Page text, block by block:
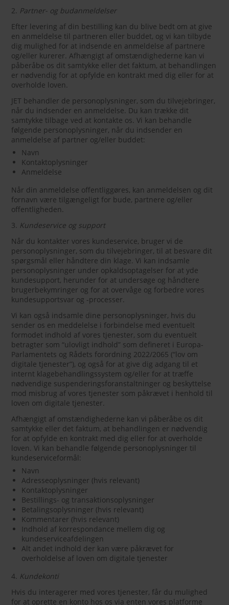
2. Partner- og budanmeldelser
Efter levering af din bestilling kan du blive bedt om at give
en anmeldelse til partneren eller buddet, og vi kan tilbyde
dig mulighed for at indsende en anmeldelse af partnere
og/eller kurerer. Afhængigt af omstændighederne kan vi
påberåbe os dit samtykke eller det faktum, at behandlingen
er nødvendig for at opfylde en kontrakt med dig eller for at
overholde loven.
JET behandler de personoplysninger, som du tilvejebringer,
når du indsender en anmeldelse. Du kan trække dit
samtykke tilbage ved at kontakte os. Vi kan behandle
følgende personoplysninger, når du indsender en
anmeldelse af partner og/eller buddet:
Navn
Kontaktoplysninger
Anmeldelse
Når din anmeldelse offentliggøres, kan anmeldelsen og dit
fornavn være tilgængeligt for bude, partnere og/eller
offentligheden.
3. Kundeservice og support
Når du kontakter vores kundeservice, bruger vi de
personoplysninger, som du tilvejebringer, til at besvare dit
spørgsmål eller håndtere din klage. Vi kan indsamle
personoplysninger under opkaldsoptagelser for at yde
kundesupport, herunder for at undersøge og håndtere
brugerbekymringer og for at overvåge og forbedre vores
kundesupportsvar og -processer.
Vi kan også indsamle dine personoplysninger, hvis du
sender os en meddelelse i forbindelse med eventuelt
formodet indhold af vores tjenester, som du eventuelt
betragter som “ulovligt indhold” som defineret i Europa-
Parlamentets og Rådets forordning 2022/2065 (“lov om
digitale tjenester”), og også for at give dig adgang til et
internt klagebehandlingssystem og/eller for at træffe
nødvendige suspenderingsforanstaltninger og beskyttelse
mod misbrug af vores tjenester som påkrævet i henhold til
loven om digitale tjenester.
Afhængigt af omstændighederne kan vi påberåbe os dit
samtykke eller det faktum, at behandlingen er nødvendig
for at opfylde en kontrakt med dig eller for at overholde
loven. Vi kan behandle følgende personoplysninger til
kundeserviceformål:
Navn
Adresseoplysninger (hvis relevant)
Kontaktoplysninger
Bestillings- og transaktionsoplysninger
Betalingsoplysninger (hvis relevant)
Kommentarer (hvis relevant)
Indhold af korrespondance mellem dig og
kundeserviceafdelingen
Alt andet indhold der kan være påkrævet for
overholdelse af loven om digitale tjenester
4. Kundekonti
Hvis du interagerer med vores tjenester, får du mulighed
for at oprette en konto hos os via enten vores platforme